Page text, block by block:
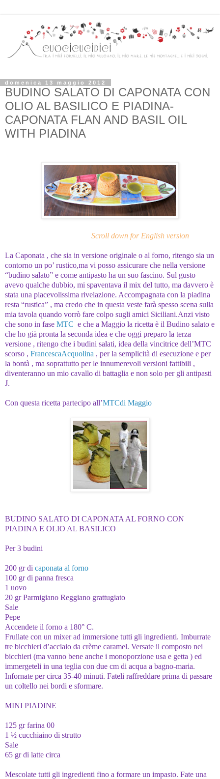
domenica 13 maggio 2012
BUDINO SALATO DI CAPONATA CON
OLIO AL BASILICO E PIADINA-
CAPONATA FLAN AND BASIL OIL
WITH PIADINA
Scroll down for English version
La Caponata , che sia in versione originale o al forno, ritengo sia un
contorno un po’ rustico,ma vi posso assicurare che nella versione
“budino salato” e come antipasto ha un suo fascino. Sul gusto
avevo qualche dubbio, mi spaventava il mix del tutto, ma davvero è
stata una piacevolissima rivelazione. Accompagnata con la piadina
resta “rustica” , ma credo che in questa veste farà spesso scena sulla
mia tavola quando vorrò fare colpo sugli amici Siciliani.Anzi visto
che sono in fase MTC e che a Maggio la ricetta è il Budino salato e
che ho già pronta la seconda idea e che oggi preparo la terza
versione , ritengo che i budini salati, idea della vincitrice dell’MTC
scorso , FrancescaAcquolina , per la semplicità di esecuzione e per
la bontà , ma soprattutto per le innumerevoli versioni fattibili ,
diventeranno un mio cavallo di battaglia e non solo per gli antipasti
J.
Con questa ricetta partecipo all’MTCdi Maggio
BUDINO SALATO DI CAPONATA AL FORNO CON
PIADINA E OLIO AL BASILICO
Per 3 budini
200 gr di caponata al forno
100 gr di panna fresca
1 uovo
20 gr Parmigiano Reggiano grattugiato
Sale
Pepe
Accendete il forno a 180° C.
Frullate con un mixer ad immersione tutti gli ingredienti. Imburrate
tre bicchieri d’acciaio da crème caramel. Versate il composto nei
bicchieri (ma vanno bene anche i monoporzione usa e getta ) ed
immergeteli in una teglia con due cm di acqua a bagno-maria.
Infornate per circa 35-40 minuti. Fateli raffreddare prima di passare
un coltello nei bordi e sformare.
MINI PIADINE
125 gr farina 00
1 ½ cucchiaino di strutto
Sale
65 gr di latte circa
Mescolate tutti gli ingredienti fino a formare un impasto. Fate una